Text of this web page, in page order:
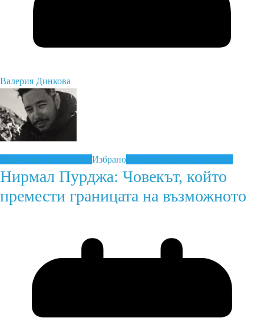
Валерия Динкова
Височинен алпинизъмИзбраноЛичности Новини Туризъм
Нирмал Пурджа: Човекът, който
премести границата на възможното